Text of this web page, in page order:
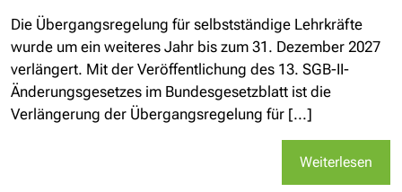
Die Übergangsregelung für selbstständige Lehrkräfte
wurde um ein weiteres Jahr bis zum 31. Dezember 2027
verlängert. Mit der Veröffentlichung des 13. SGB-II-
Änderungsgesetzes im Bundesgesetzblatt ist die
Verlängerung der Übergangsregelung für [...]
Weiterlesen